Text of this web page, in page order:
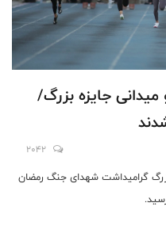
جایزه بزرگ/
2042
گرامیداشت شهدای جنگ رمضان